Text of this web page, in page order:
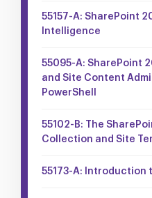
55157-A: SharePoint
Intelligence
55095-A: SharePoint
and Site Content
PowerShell
55102-B: The
Collection and Site
55173-A: Introduction